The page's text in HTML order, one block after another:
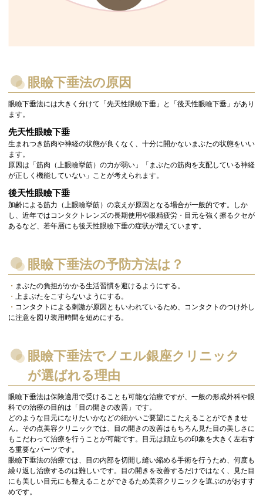
眼瞼下垂法の原因
眼瞼下垂法には大きく分けて「先天性眼瞼下垂」と「後天性眼瞼下垂」があり
ます。
先天性眼瞼下垂
生まれつき筋肉や神経の状態が良くなく、十分に開かないまぶたの状態をいい
ます。
原因は「筋肉（上眼瞼挙筋）の力が弱い」「まぶたの筋肉を支配している神経
が正しく機能していない」ことが考えられます。
後天性眼瞼下垂
加齢による筋力（上眼瞼挙筋）の衰えが原因となる場合が一般的です。しか
し、近年ではコンタクトレンズの長期使用や眼精疲労・目元を強く擦るクセが
あるなど、若年層にも後天性眼瞼下垂の症状が増えています。
眼瞼下垂法の予防方法は？
・ まぶたの負担がかかる生活習慣を避けるようにする。
・ 上まぶたをこすらないようにする。
・ コンタクトによる刺激が原因ともいわれているため、コンタクトのつけ外し
に注意を図り装用時間を短めにする。
眼瞼下垂法でノエル銀座クリニック
が選ばれる理由
眼瞼下垂法は保険適用で受けることも可能な治療ですが、一般の形成外科や眼
科での治療の目的は「目の開きの改善」です。
どのような目元になりたいかなどの細かいご要望にこたえることができませ
ん。その点美容クリニックでは、目の開きの改善はもちろん見た目の美しさに
もこだわって治療を行うことが可能です。目元は顔立ちの印象を大きく左右す
る重要なパーツです。
眼瞼下垂法の治療では、目の内部を切開し縫い縮める手術を行うため、何度も
繰り返し治療するのは難しいです。目の開きを改善するだけではなく、見た目
にも美しい目元にも整えることができるため美容クリニックを選ぶのがおすす
めです。